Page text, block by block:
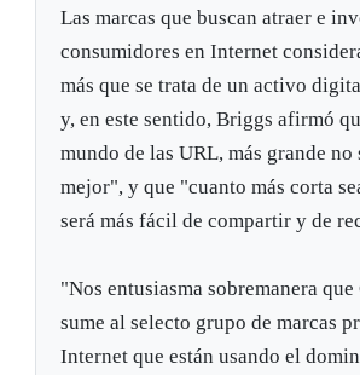
Las marcas que buscan atraer e
consumidores en Internet
más que se trata de un activo
y, en este sentido, Briggs afirmó
mundo de las URL, más grande no
mejor", y que "cuanto más corta
será más fácil de compartir y de
"Nos entusiasma sobremanera que
sume al selecto grupo de marcas
Internet que están usando el